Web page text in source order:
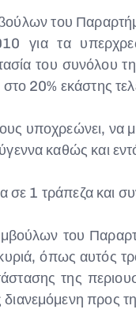
του
για τα
του συνόλου
20% εκάστης
υποχρεώνει, να
καθώς και
σε 1 τράπεζα
του
όπως αυτός
της
προς